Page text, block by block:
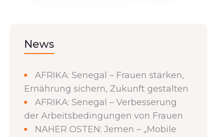
News
AFRIKA: Senegal – Frauen stärken,
Ernährung sichern, Zukunft gestalten
AFRIKA: Senegal – Verbesserung
der Arbeitsbedingungen von Frauen
NAHER OSTEN: Jemen – „Mobile